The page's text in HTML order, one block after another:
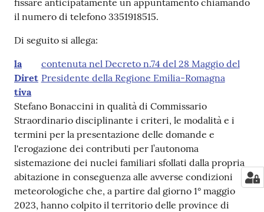
il numero di telefono 3351918515.
Di seguito si allega:
la
Diret
tiva
contenuta nel Decreto n.74 del 28 Maggio del
Presidente della Regione Emilia-Romagna
Stefano Bonaccini in qualità di Commissario
Straordinario disciplinante i criteri, le modalità e i
termini per la presentazione delle domande e
l'erogazione dei contributi per l’autonoma
sistemazione dei nuclei familiari sfollati dalla propria
abitazione in conseguenza alle avverse condizioni
meteorologiche che, a partire dal giorno 1° maggio
2023, hanno colpito il territorio delle province di